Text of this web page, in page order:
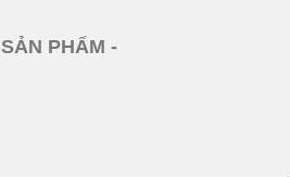
SẢN PHẨM -